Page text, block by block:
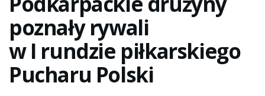
poznały rywali
w I rundzie piłkarskiego
Pucharu Polski